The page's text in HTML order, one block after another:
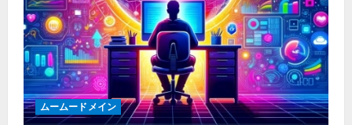
ムームードメイン